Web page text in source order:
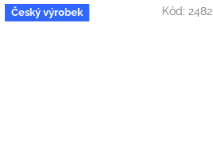
STANDARD 2/T -...
Český výrobek Kód: 2482